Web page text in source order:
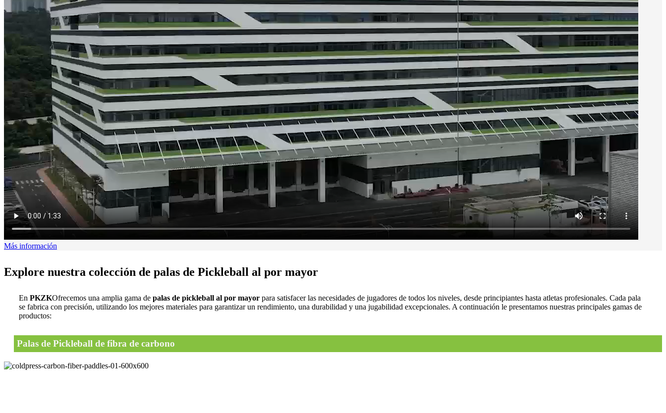
Más información
Explore nuestra colección de palas de Pickleball al por mayor
En PKZKOfrecemos una amplia gama de palas de pickleball al por mayor para satisfacer las necesidades de jugadores de todos los niveles, desde principiantes hasta atletas profesionales. Cada pala
se fabrica con precisión, utilizando los mejores materiales para garantizar un rendimiento, una durabilidad y una jugabilidad excepcionales. A continuación le presentamos nuestras principales gamas de
productos:
Palas de Pickleball de fibra de carbono